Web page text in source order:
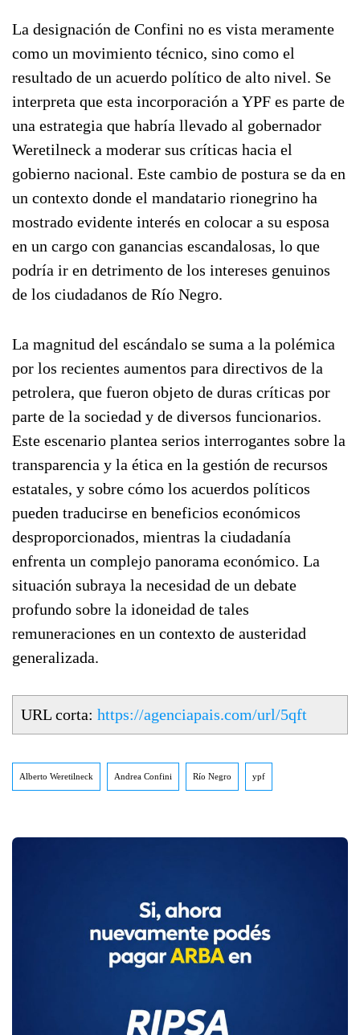
La designación de Confini no es vista meramente
como un movimiento técnico, sino como el
resultado de un acuerdo político de alto nivel. Se
interpreta que esta incorporación a YPF es parte de
una estrategia que habría llevado al gobernador
Weretilneck a moderar sus críticas hacia el
gobierno nacional. Este cambio de postura se da en
un contexto donde el mandatario rionegrino ha
mostrado evidente interés en colocar a su esposa
en un cargo con ganancias escandalosas, lo que
podría ir en detrimento de los intereses genuinos
de los ciudadanos de Río Negro.
La magnitud del escándalo se suma a la polémica
por los recientes aumentos para directivos de la
petrolera, que fueron objeto de duras críticas por
parte de la sociedad y de diversos funcionarios.
Este escenario plantea serios interrogantes sobre la
transparencia y la ética en la gestión de recursos
estatales, y sobre cómo los acuerdos políticos
pueden traducirse en beneficios económicos
desproporcionados, mientras la ciudadanía
enfrenta un complejo panorama económico. La
situación subraya la necesidad de un debate
profundo sobre la idoneidad de tales
remuneraciones en un contexto de austeridad
generalizada.
URL corta: https://agenciapais.com/url/5qft
Alberto Weretilneck Andrea Confini Río Negro ypf